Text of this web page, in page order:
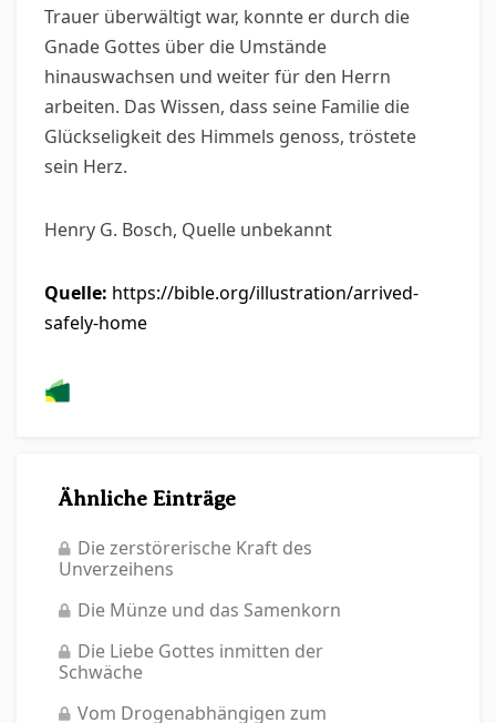
Trauer überwältigt war, konnte er durch die
Gnade Gottes über die Umstände
hinauswachsen und weiter für den Herrn
arbeiten. Das Wissen, dass seine Familie die
Glückseligkeit des Himmels genoss, tröstete
sein Herz.
Henry G. Bosch, Quelle unbekannt
Quelle: https://bible.org/illustration/arrived-
safely-home
Ähnliche Einträge
Die zerstörerische Kraft des
Unverzeihens
Die Münze und das Samenkorn
Die Liebe Gottes inmitten der
Schwäche
Vom Drogenabhängigen zum